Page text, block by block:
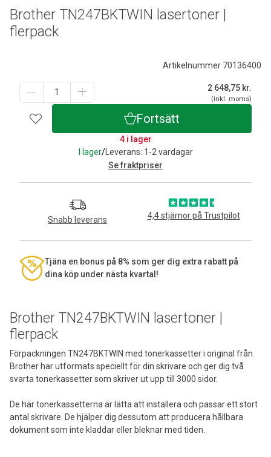
Brother TN247BKTWIN lasertoner |
flerpack
Förpackningen TN247BKTWIN med tonerkassetter i original från
Brother har utformats speciellt för din skrivare och ger dig två
svarta tonerkassetter som skriver ut upp till 3000 sidor.
De här tonerkassetterna är lätta att installera och passar ett stort
antal skrivare. De hjälper dig dessutom att producera hållbara
dokument som inte kladdar eller bleknar med tiden.
Artikelnummer 70136400
2 648,75 kr.
(inkl. moms)
Fortsätt
4 i lager
I lager/Leverans: 1-2 vardagar
Se fraktpriser
Snabb leverans 4,4 stjärnor på Trustpilot
Tjäna en bonus på 8% som ger dig extra rabatt på
dina köp under nästa kvartal!
Brother TN247BKTWIN lasertoner |
flerpack